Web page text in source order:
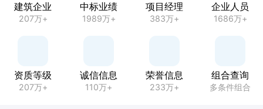
建筑企业
207万+
中标业绩
1989万+
项目经理
383万+
企业人员
1686万+
资质等级
207万+
诚信信息
110万+
荣誉信息
233万+
组合查询
多条件组合